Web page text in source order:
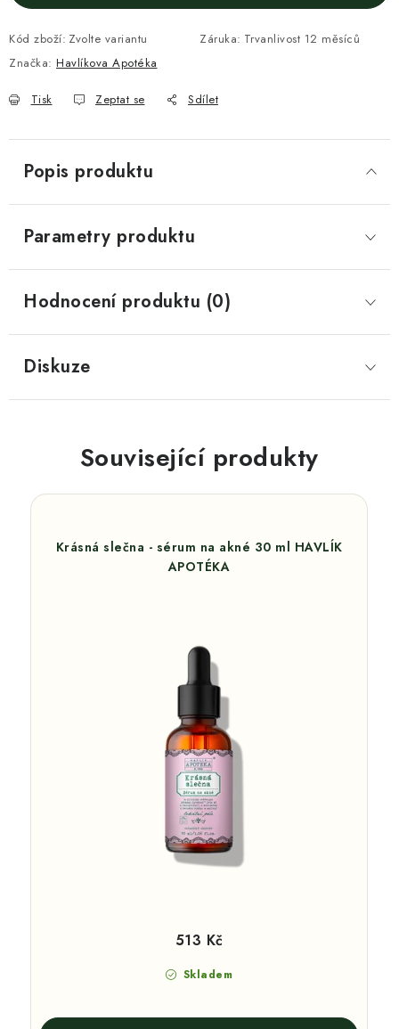
Kód zboží: Zvolte variantu Záruka: Trvanlivost 12 měsíců
Značka: Havlíkova Apotéka
Tisk Zeptat se Sdílet
Popis produktu
Parametry produktu
Hodnocení produktu (0)
Diskuze
Související produkty
Krásná slečna - sérum na akné 30 ml HAVLÍK
APOTÉKA
Skladem
513 Kč